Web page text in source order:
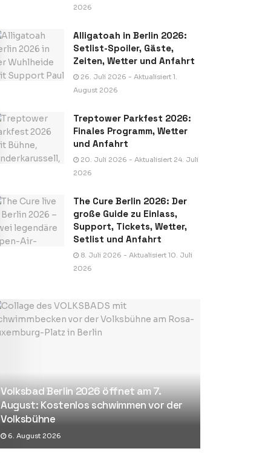
2026
Alligatoah in Berlin 2026:
Setlist-Spoiler, Gäste,
Zeiten, Wetter und Anfahrt
26. Juli 2026 - Aktualisiert 1.
August 2026
Treptower Parkfest 2026:
Finales Programm, Wetter
und Anfahrt
20. Juli 2026 - Aktualisiert 24. Juli
2026
The Cure Berlin 2026: Der
große Guide zu Einlass,
Support, Tickets, Wetter,
Setlist und Anfahrt
8. Juli 2026 - Aktualisiert 10. Juli
2026
Volksbad Berlin 2026 öffnet am 7.
August: Kostenlos schwimmen vor der
Volksbühne
6. August 2026